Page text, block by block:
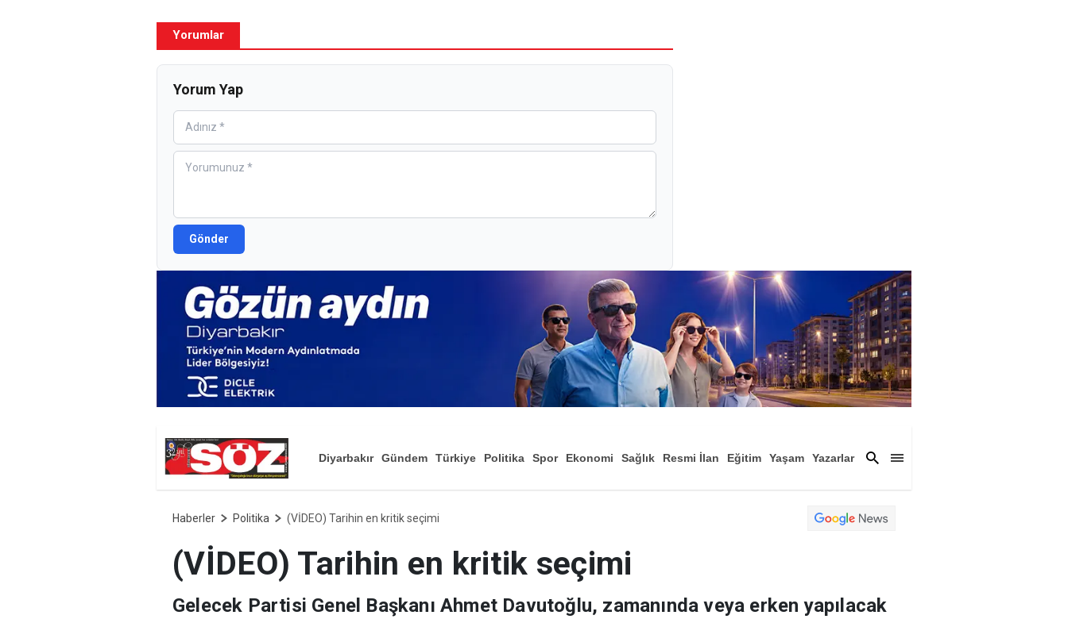
Yorumlar
Yorum Yap
Gönder
Diyarbakır Gündem Türkiye Politika Spor Ekonomi Sağlık Resmi İlan Eğitim
Yaşam
Yazarlar
Haberler Politika (VİDEO) Tarihin en kritik seçimi
(VİDEO) Tarihin en kritik seçimi
Gelecek Partisi Genel Başkanı Ahmet Davutoğlu, zamanında veya erken yapılacak